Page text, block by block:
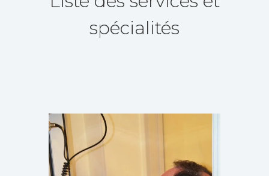
spécialités